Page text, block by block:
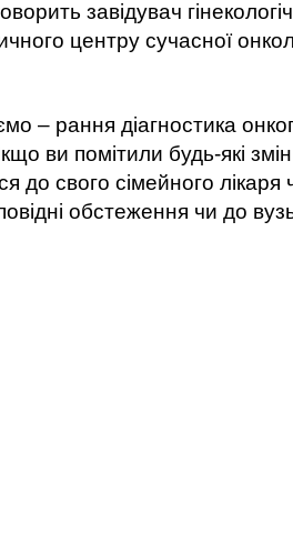
завідувач
центру сучасної
– рання діагностика
ви помітили будь-які
до свого сімейного лікаря
обстеження чи до